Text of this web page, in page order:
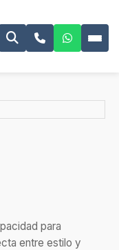
para
entre estilo y